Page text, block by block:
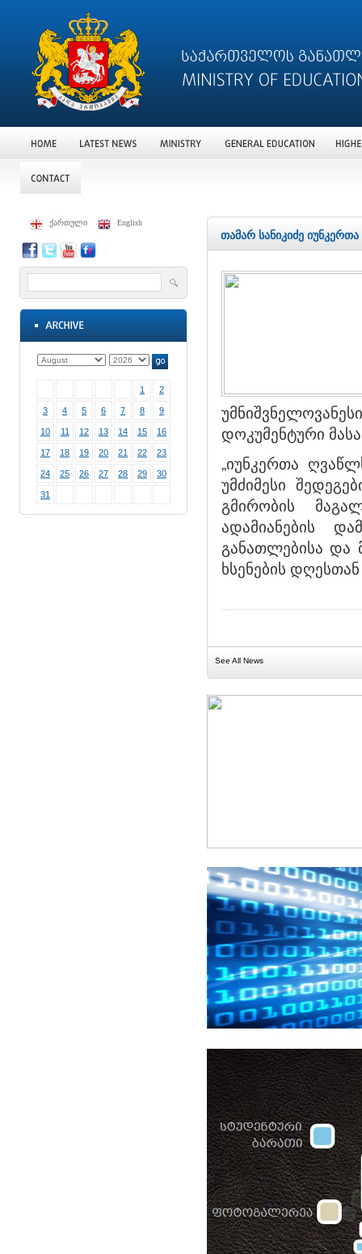
ქართული English
1 2
3 4 5 6 7 8 9
10 11 12 13 14 15 16
17 18 19 20 21 22 23
24 25 26 27 28 29 30
31
თამარ სანიკიძე
დოკუმენტური
„იუნკერთა
უმძიმესი
გმირობის
ადამიანების
განათლებისა და
ხსენების
See All News